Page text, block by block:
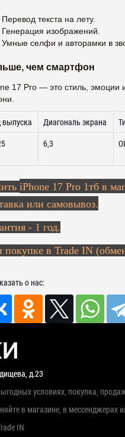
Перевод текста на лету.
Генерация изображений.
Умные селфи и авторамки в
чем смартфон
17 Pro — это стиль, эмоции
выпуска Диагональ экрана
6,3
iPhone 17 Pro 1тб в
или самовывоз.
- 1 год.
покупке в Trade IN
о нас:
д.23
условиях, покупка,
в магазине, в мессенджерах
IN